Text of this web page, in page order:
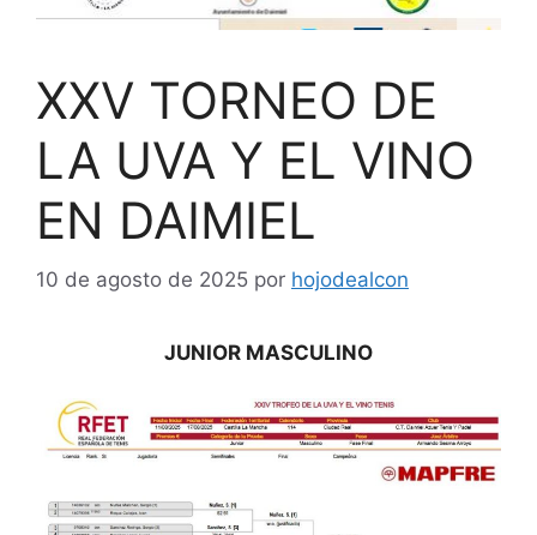
XXV TORNEO DE
LA UVA Y EL VINO
EN DAIMIEL
10 de agosto de 2025 por hojodealcon
JUNIOR MASCULINO